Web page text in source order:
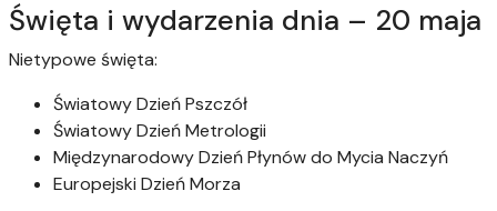
Święta i wydarzenia dnia – 20 maja
Nietypowe święta:
Światowy Dzień Pszczół
Światowy Dzień Metrologii
Międzynarodowy Dzień Płynów do Mycia Naczyń
Europejski Dzień Morza